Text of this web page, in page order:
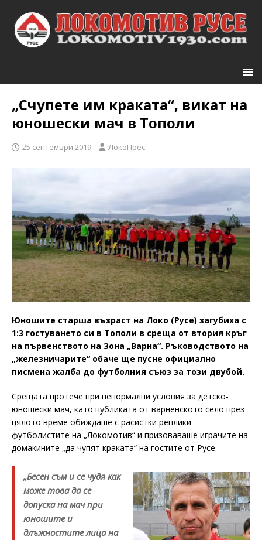
„Счупете им краката“, викат на
юношески мач в Тополи
25 септември 2019 ЛокоПрес
Юношите старша възраст на Локо (Русе) загубиха с
1:3 гостуването си в Тополи в среща от втория кръг
на първенството на Зона „Варна“. Ръководството на
„железничарите“ обаче ще пусне официално
писмена жалба до футболния съюз за този двубой.
Срещата протече при ненормални условия за детско-
юношески мач, като публиката от варненското село през
цялото време обиждаше с расистки реплики
футболистите на „Локомотив“ и призоваваше играчите на
домакините „да чупят краката“ на гостите от Русе.
„Бесен съм и се чудя как
може това да се
допуска на мач при
юношите и
длъжностите лица на